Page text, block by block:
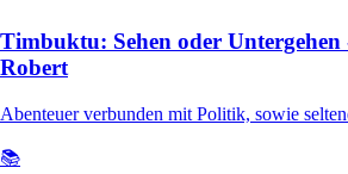
Timbuktu: Sehen oder Untergehen
Robert
Abenteuer verbunden mit Politik, sowie
📚